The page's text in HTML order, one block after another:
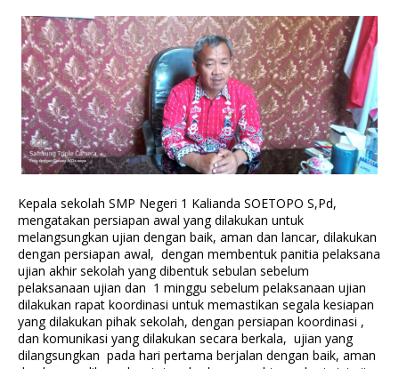
Kepala sekolah SMP Negeri 1 Kalianda SOETOPO S,Pd,
mengatakan persiapan awal yang dilakukan untuk
melangsungkan ujian dengan baik, aman dan lancar, dilakukan
dengan persiapan awal, dengan membentuk panitia pelaksana
ujian akhir sekolah yang dibentuk sebulan sebelum
pelaksanaan ujian dan 1 minggu sebelum pelaksanaan ujian
dilakukan rapat koordinasi untuk memastikan segala kesiapan
yang dilakukan pihak sekolah, dengan persiapan koordinasi ,
dan komunikasi yang dilakukan secara berkala, ujian yang
dilangsungkan pada hari pertama berjalan dengan baik, aman